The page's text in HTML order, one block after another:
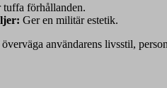
tuffa förhållanden.
Ger en militär estetik.
användarens livsstil,